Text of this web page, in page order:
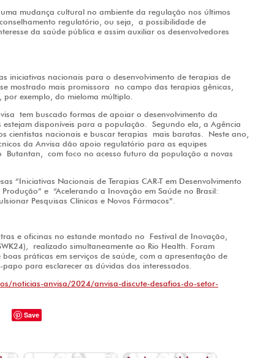
mudança cultural no ambiente da regulação nos últimos
regulatório, ou seja, a possibilidade de
da saúde pública e assim auxiliar os desenvolvedores
iniciativas nacionais para o desenvolvimento de terapias de
mostrado mais promissora no campo das terapias gênicas,
exemplo, do mieloma múltiplo.
tem buscado formas de apoiar o desenvolvimento da
disponíveis para a população. Segundo ela, a Agência
cientistas nacionais e buscar terapias mais baratas. Neste ano,
da Anvisa dão apoio regulatório para as equipes
com foco no acesso futuro da população a novas
“Iniciativas Nacionais de Terapias CAR-T em Desenvolvimento
e “Acelerando a Inovação em Saúde no Brasil:
Pesquisas Clínicas e Novos Fármacos”.
e oficinas no estande montado no Festival de Inovação,
realizado simultaneamente ao Rio Health. Foram
práticas em serviços de saúde, com a apresentação de
para esclarecer as dúvidas dos interessados.
noticias-anvisa/2024/anvisa-discute-desafios-do-setor-
Save